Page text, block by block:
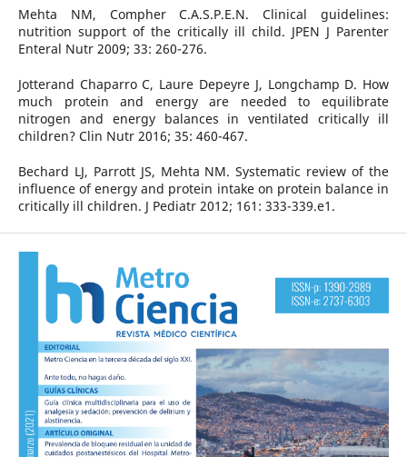
Mehta NM, Compher C.A.S.P.E.N. Clinical guidelines:
nutrition support of the critically ill child. JPEN J Parenter
Enteral Nutr 2009; 33: 260-276.
Jotterand Chaparro C, Laure Depeyre J, Longchamp D. How
much protein and energy are needed to equilibrate
nitrogen and energy balances in ventilated critically ill
children? Clin Nutr 2016; 35: 460-467.
Bechard LJ, Parrott JS, Mehta NM. Systematic review of the
influence of energy and protein intake on protein balance in
critically ill children. J Pediatr 2012; 161: 333-339.e1.